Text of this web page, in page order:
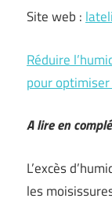
Site web :
Réduire
pour
A lire en
L’excès
les